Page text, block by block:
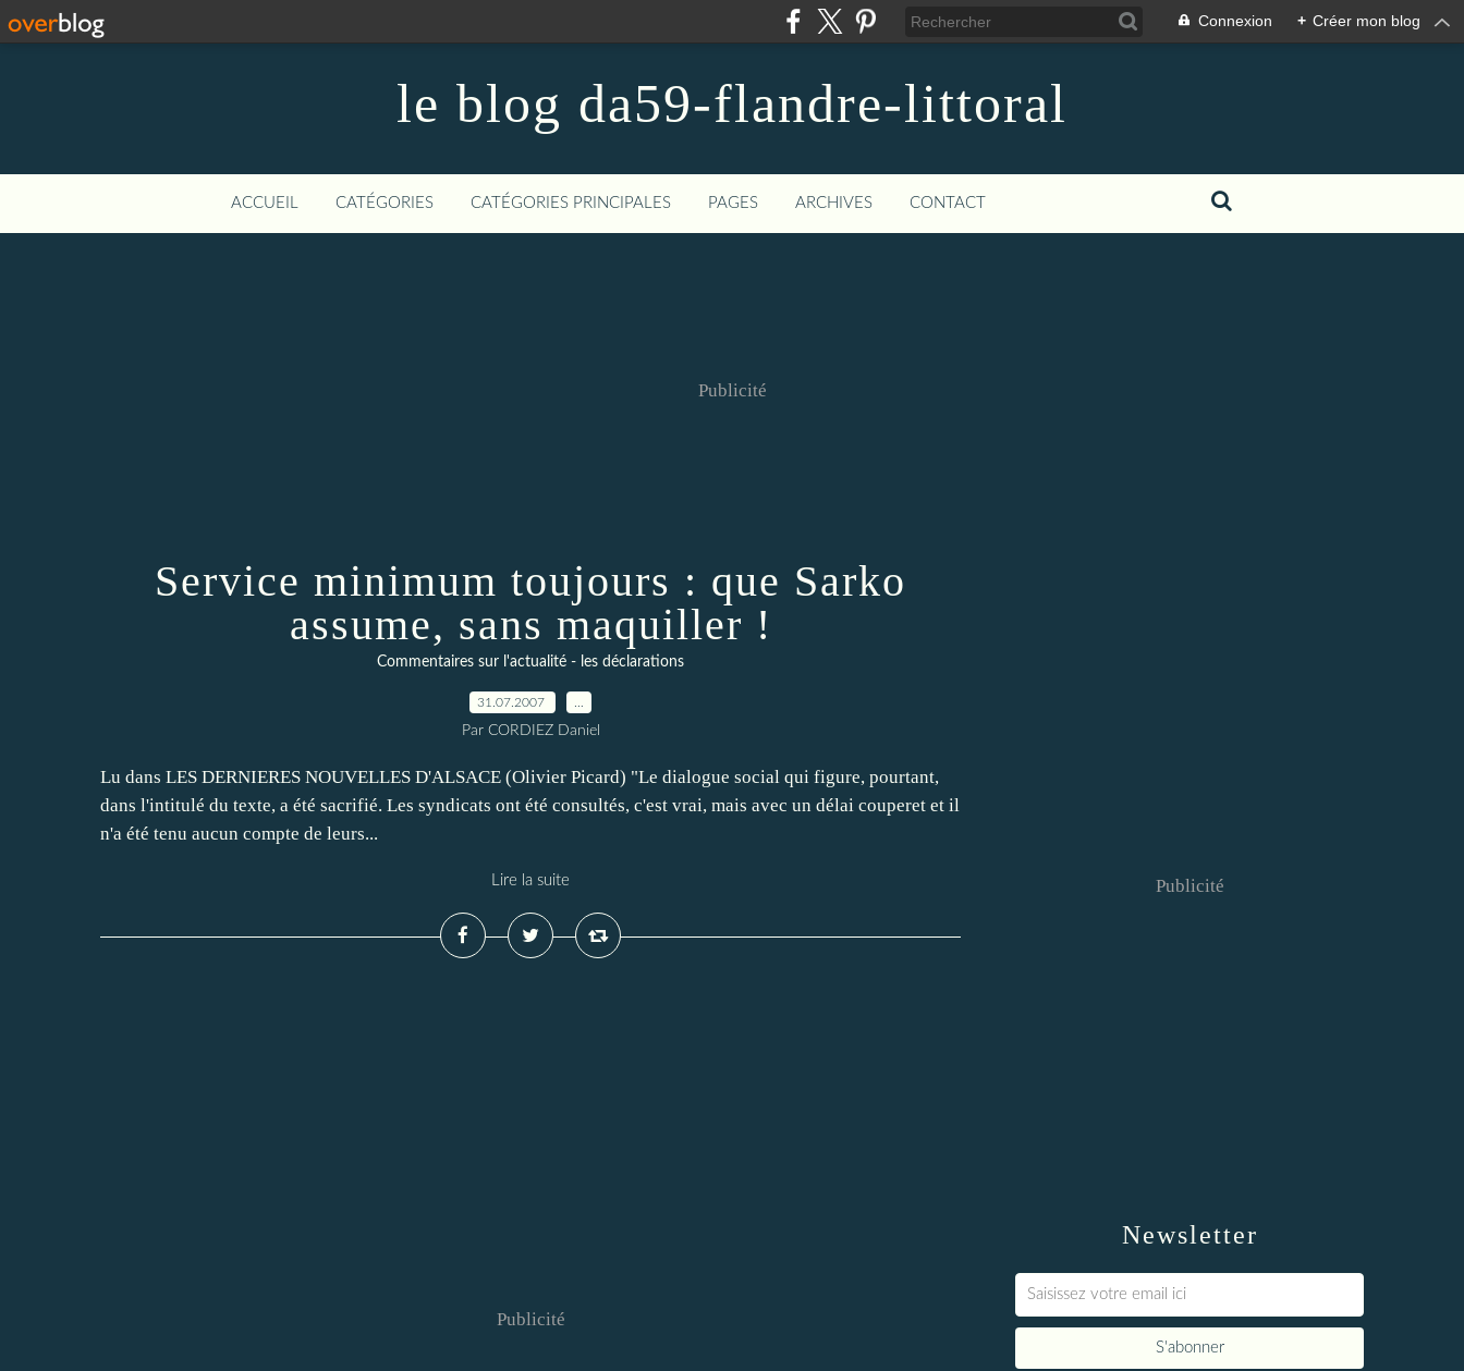
Connexion + Créer mon blog
le blog da59-flandre-littoral
ACCUEIL CATÉGORIES CATÉGORIES PRINCIPALES PAGES ARCHIVES CONTACT
Publicité
Service minimum toujours : que Sarko
assume, sans maquiller !
Commentaires sur l'actualité - les déclarations
31.07.2007
Par CORDIEZ Daniel
Lu dans LES DERNIERES NOUVELLES D'ALSACE (Olivier Picard) "Le dialogue social qui figure, pourtant,
dans l'intitulé du texte, a été sacrifié. Les syndicats ont été consultés, c'est vrai, mais avec un délai couperet et il
n'a été tenu aucun compte de leurs...
Lire la suite
Publicité
Newsletter
Publicité